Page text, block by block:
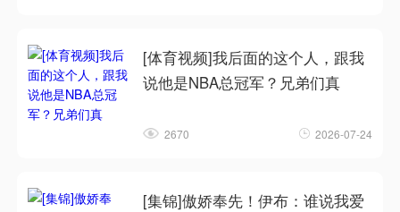
[体育视频]我后面的这个人，跟我
说他是NBA总冠军？兄弟们真
2670 2026-07-24
[集锦]傲娇奉先！伊布：谁说我爱